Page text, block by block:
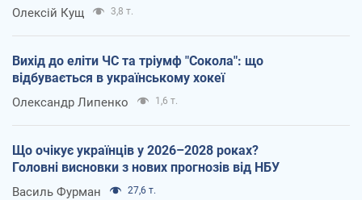
Олексій Кущ 3,8 т.
Вихід до еліти ЧС та тріумф "Сокола": що
відбувається в українському хокеї
Олександр Липенко 1,6 т.
Що очікує українців у 2026–2028 роках?
Головні висновки з нових прогнозів від НБУ
Василь Фурман 27,6 т.